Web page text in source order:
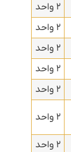
۲ واحد
۲ واحد
۲ واحد
۲ واحد
۲ واحد
۲ واحد
۲ واحد